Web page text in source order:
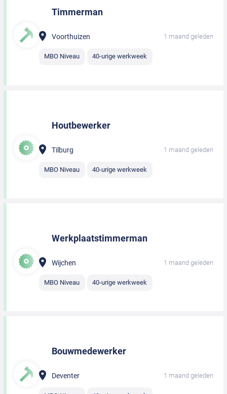
Timmerman
Voorthuizen 1 maand geleden
MBO Niveau 40-urige werkweek
Houtbewerker
Tilburg 1 maand geleden
MBO Niveau 40-urige werkweek
Werkplaatstimmerman
Wijchen 1 maand geleden
MBO Niveau 40-urige werkweek
Bouwmedewerker
Deventer 1 maand geleden